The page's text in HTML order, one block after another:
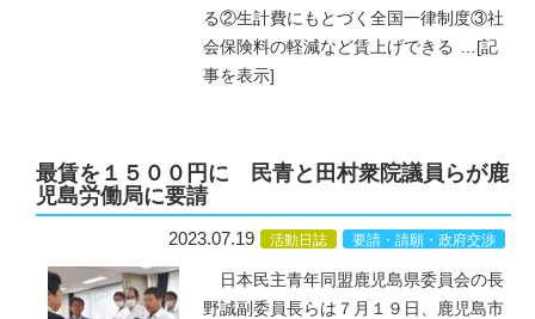
る②生計費にもとづく全国一律制度③社
会保険料の軽減など賃上げできる … [記
事を表示]
最賃を１５００円に 民青と田村衆院議員らが鹿
児島労働局に要請
2023.07.19 活動日誌 要請・請願・政府交渉
日本民主青年同盟鹿児島県委員会の長
野誠副委員長らは７月１９日、鹿児島市